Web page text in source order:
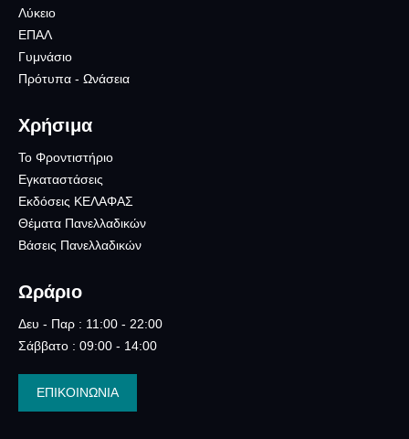
Λύκειο
ΕΠΑΛ
Γυμνάσιο
Πρότυπα - Ωνάσεια
Χρήσιμα
Το Φροντιστήριο
Εγκαταστάσεις
Εκδόσεις ΚΕΛΑΦΑΣ
Θέματα Πανελλαδικών
Βάσεις Πανελλαδικών
Ωράριο
Δευ - Παρ : 11:00 - 22:00
Σάββατο : 09:00 - 14:00
ΕΠΙΚΟΙΝΩΝΙΑ